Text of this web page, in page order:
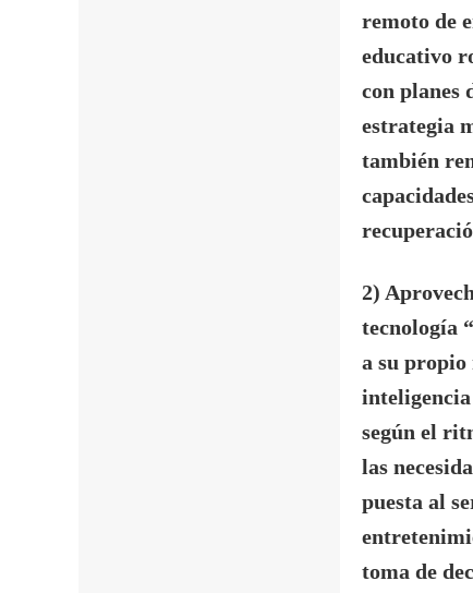
remoto de
educativo
con planes
estrategia
también
2)
tecnología
a su
según el
las
puesta al
toma de